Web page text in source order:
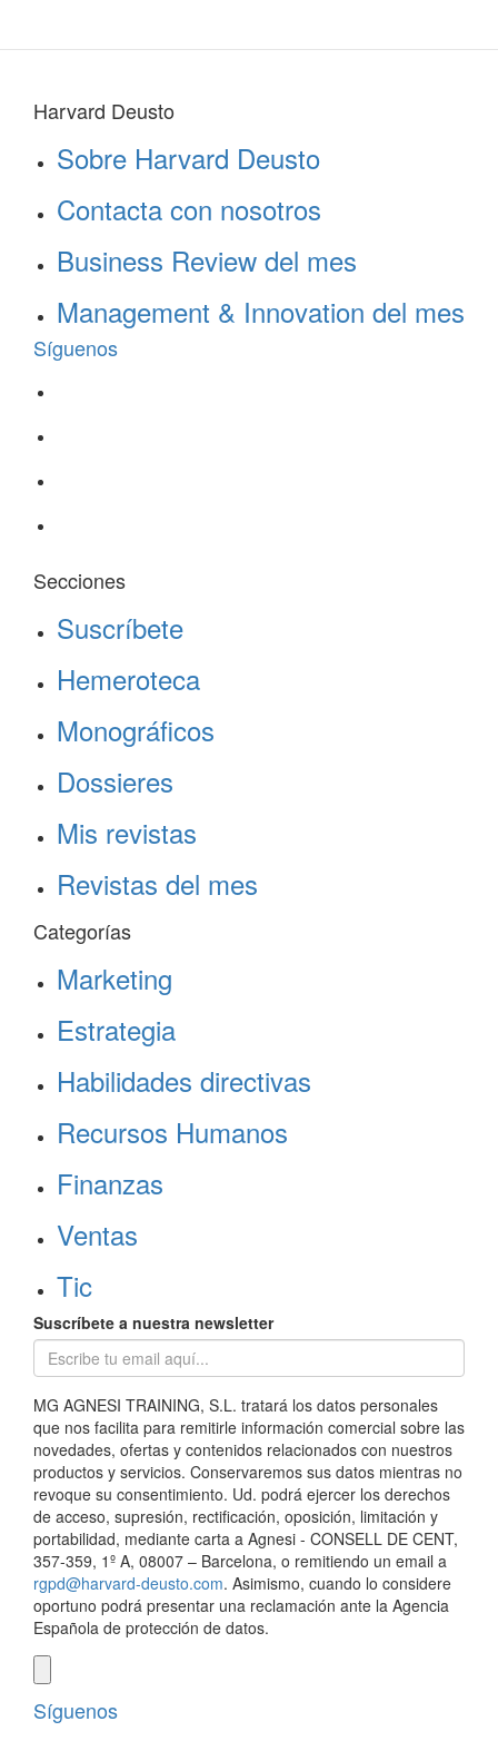
Harvard Deusto
Sobre Harvard Deusto
Contacta con nosotros
Business Review del mes
Management & Innovation del mes
Síguenos
Secciones
Suscríbete
Hemeroteca
Monográficos
Dossieres
Mis revistas
Revistas del mes
Categorías
Marketing
Estrategia
Habilidades directivas
Recursos Humanos
Finanzas
Ventas
Tic
Suscríbete a nuestra newsletter
MG AGNESI TRAINING, S.L. tratará los datos personales
que nos facilita para remitirle información comercial sobre las
novedades, ofertas y contenidos relacionados con nuestros
productos y servicios. Conservaremos sus datos mientras no
revoque su consentimiento. Ud. podrá ejercer los derechos
de acceso, supresión, rectificación, oposición, limitación y
portabilidad, mediante carta a Agnesi - CONSELL DE CENT,
357-359, 1º A, 08007 – Barcelona, o remitiendo un email a
rgpd@harvard-deusto.com. Asimismo, cuando lo considere
oportuno podrá presentar una reclamación ante la Agencia
Española de protección de datos.
Síguenos